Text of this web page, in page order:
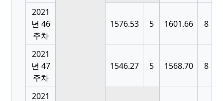
2021
년 46
주차
1576.53 5 1601.66 8
2021
년 47
주차
1546.27 5 1568.70 8
2021